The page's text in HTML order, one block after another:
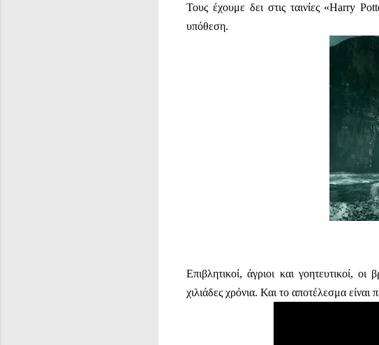
Τους έχουμε δει στις ταινίες «Harry
υπόθεση.
Επιβλητικοί, άγριοι και γοητευτικοί,
χιλιάδες χρόνια. Και το αποτέλεσμα είναι